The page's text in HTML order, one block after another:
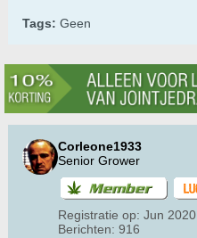
Tags: Geen
Corleone1933
Senior Grower
Registratie op: Jun 2020
Berichten: 916